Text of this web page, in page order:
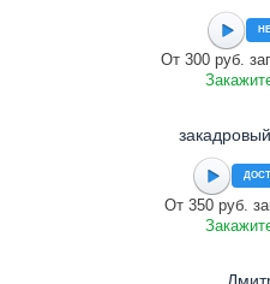
От 300 руб.
От 350 руб.